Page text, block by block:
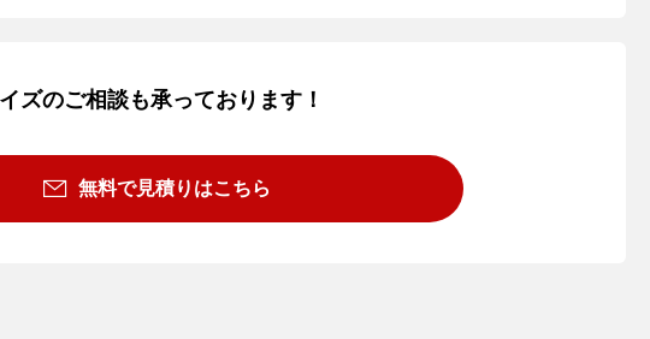
ズのご相談も承っております！
無料で見積りはこちら